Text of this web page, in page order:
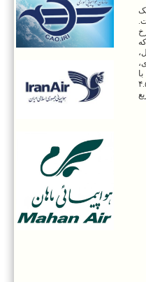
است.
این نرخ
که
با افزایش ۳۰.۸ درصدی،
اما با
در سراسر ترکیه به ۴۵ هزار و ۴۵۷ لیر رسید و هزینه یک خانه معمولی ۱۰۰ متری را به ۴.۵
هر متر مربع